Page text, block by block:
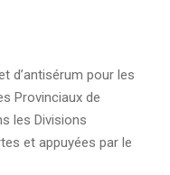
d’antisérum pour les
Provinciaux de
les Divisions
et appuyées par le